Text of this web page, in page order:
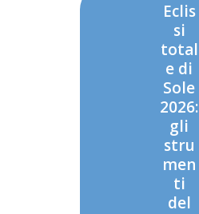
Eclis
si
total
e di
Sole
2026:
gli
stru
men
ti
del